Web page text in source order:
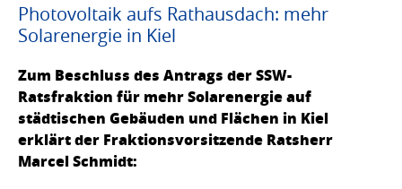
Photovoltaik aufs Rathausdach: mehr
Solarenergie in Kiel
Zum Beschluss des Antrags der SSW-
Ratsfraktion für mehr Solarenergie auf
städtischen Gebäuden und Flächen in Kiel
erklärt der Fraktionsvorsitzende Ratsherr
Marcel Schmidt: